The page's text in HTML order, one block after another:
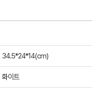
34.5*24*14(cm)
화이트